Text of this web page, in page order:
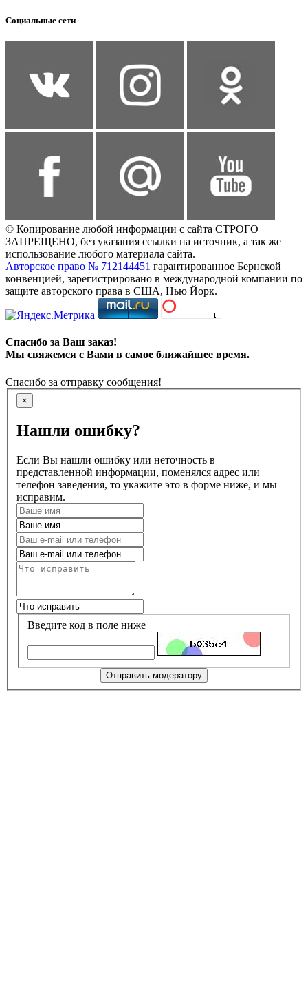
Социальные сети
© Копирование любой информации с сайта СТРОГО
ЗАПРЕЩЕНО, без указания ссылки на источник, а так же
использование любого материала сайта.
Авторское право № 712144451 гарантированное Бернской
конвенцией, зарегистрировано в международной компании по
защите авторского права в США, Нью Йорк.
Спасибо за Ваш заказ!
Мы свяжемся с Вами в самое ближайшее время.
Спасибо за отправку сообщения!
×
Нашли ошибку?
Если Вы нашли ошибку или неточность в
представленной информации, поменялся адрес или
телефон заведения, то укажите это в форме ниже, и мы
исправим.
Введите код в поле ниже
Отправить модератору